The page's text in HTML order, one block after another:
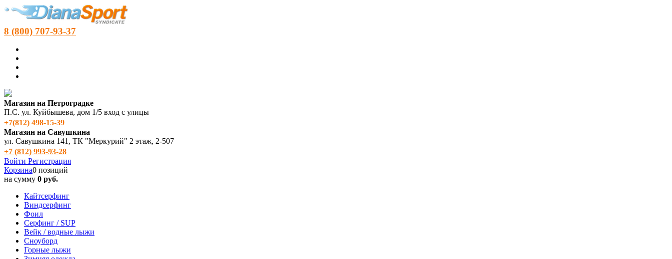
8 (800) 707-93-37
Магазин на Петроградке
П.С. ул. Куйбышева, дом 1/5 вход с улицы
+7(812) 498‑15-39
Магазин на Савушкина
ул. Савушкина 141, ТК "Меркурий" 2 этаж, 2-507
+7 (812) 993-93-28
Войти Регистрация
Корзина0 позиций
на сумму 0 руб.
Кайтсерфинг
Виндсерфинг
Фоил
Серфинг / SUP
Вейк / водные лыжи
Сноуборд
Горные лыжи